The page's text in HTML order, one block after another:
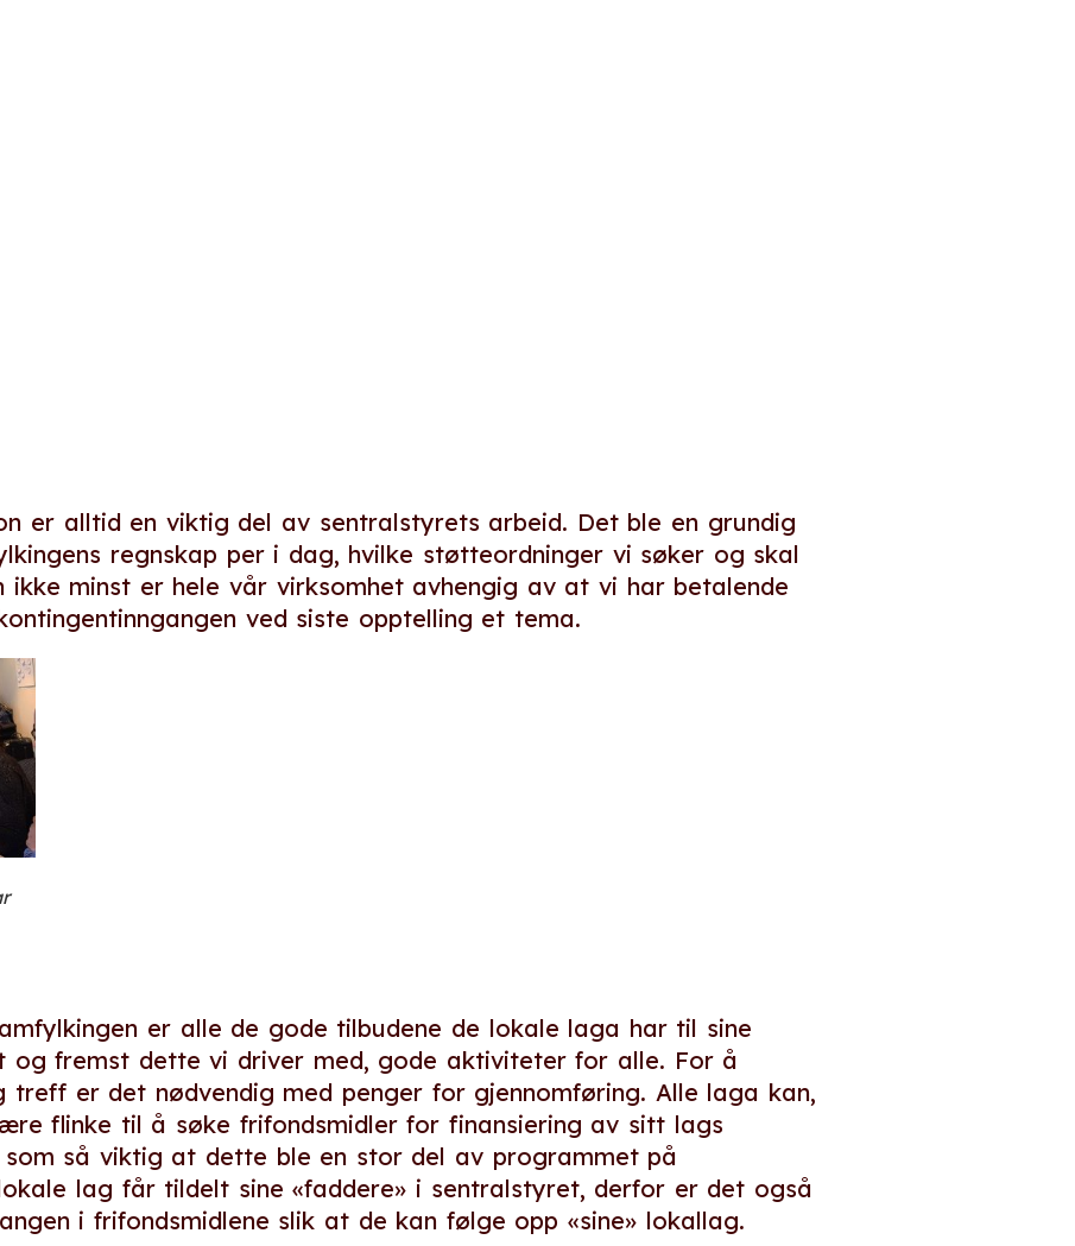
er alltid en viktig del av sentralstyrets arbeid. Det ble en grundig
regnskap per i dag, hvilke støtteordninger vi søker og skal
ikke minst er hele vår virksomhet avhengig av at vi har betalende
ved siste opptelling et tema.
er alle de gode tilbudene de lokale laga har til sine
og fremst dette vi driver med, gode aktiviteter for alle. For å
er det nødvendig med penger for gjennomføring. Alle laga kan,
flinke til å søke frifondsmidler for finansiering av sitt lags
så viktig at dette ble en stor del av programmet på
lag får tildelt sine «faddere» i sentralstyret, derfor er det også
i frifondsmidlene slik at de kan følge opp «sine» lokallag.